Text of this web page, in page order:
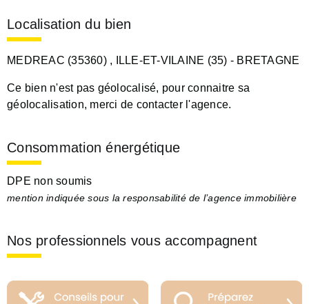
Localisation du bien
MEDREAC (35360) , ILLE-ET-VILAINE (35) - BRETAGNE
Ce bien n'est pas géolocalisé, pour connaitre sa
géolocalisation, merci de contacter l'agence.
Consommation énergétique
DPE non soumis
mention indiquée sous la responsabilité de l’agence immobilière
Nos professionnels vous accompagnent